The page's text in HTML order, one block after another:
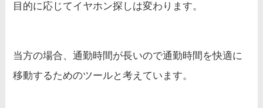
目的に応じてイヤホン探しは変わります。
当方の場合、通勤時間が長いので通勤時間を快適に
移動するためのツールと考えています。